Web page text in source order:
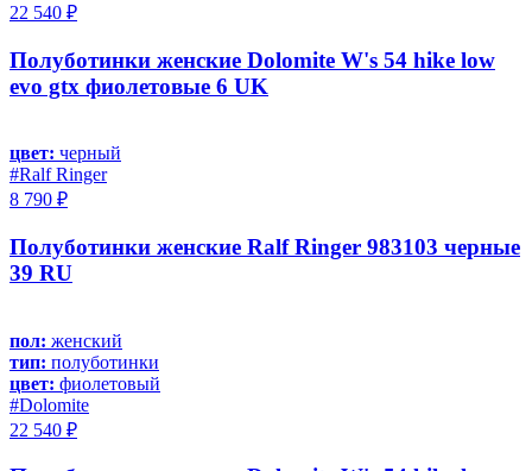
22 540 ₽
Полуботинки женские Dolomite W's 54 hike low
evo gtx фиолетовые 6 UK
цвет: черный
#Ralf Ringer
8 790 ₽
Полуботинки женские Ralf Ringer 983103 черные
39 RU
пол: женский
тип: полуботинки
цвет: фиолетовый
#Dolomite
22 540 ₽